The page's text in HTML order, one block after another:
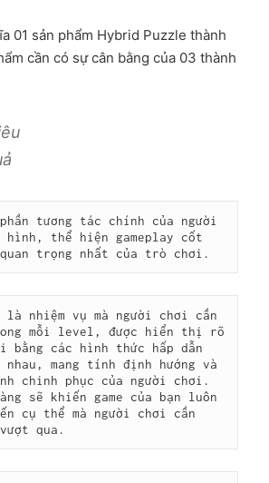
01 sản phẩm Hybrid Puzzle thành
cần có sự cân bằng của 03 thành
tương tác chính của người
hình, thể hiện gameplay cốt
trọng nhất của trò chơi.
là nhiệm vụ mà người chơi cần
mỗi level, được hiển thị rõ
bằng các hình thức hấp dẫn
mang tính định hướng và
chinh phục của người chơi.
sẽ khiến game của bạn luôn
cụ thể mà người chơi cần
qua.